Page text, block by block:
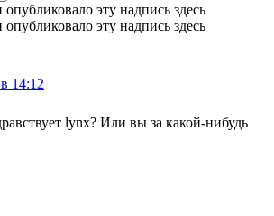
эту надпись здесь
эту надпись здесь
14:12
lynx? Или вы за какой-нибудь